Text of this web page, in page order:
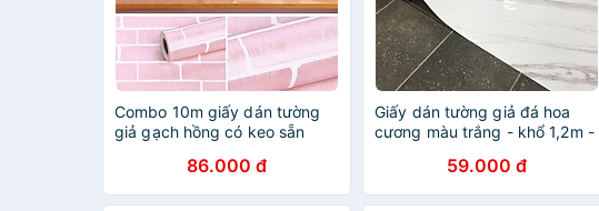
Combo 10m giấy dán tường
giả gạch hồng có keo sẵn
86.000 đ
Giấy dán tường giả đá hoa
cương màu trắng - khổ 1,2m -
59.000 đ